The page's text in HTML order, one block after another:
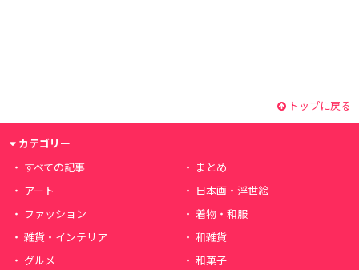
トップに戻る
カテゴリー
すべての記事
まとめ
アート
日本画・浮世絵
ファッション
着物・和服
雑貨・インテリア
和雑貨
グルメ
和菓子